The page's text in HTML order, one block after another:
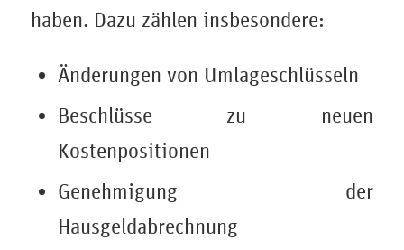
haben. Dazu zählen insbesondere:
Änderungen von Umlageschlüsseln
Beschlüsse zu neuen
Kostenpositionen
Genehmigung der
Hausgeldabrechnung